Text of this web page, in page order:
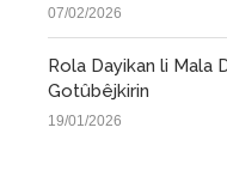
07/02/2026
Rola Dayikan li Mala
Gotûbêjkirin
19/01/2026